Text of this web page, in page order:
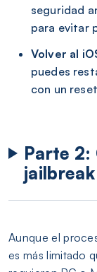
seguridad
para evitar
Volver al
puedes
con un
Parte 2:
Aunque el
es más limitado